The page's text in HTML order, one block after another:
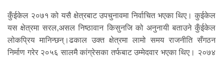
कुँईकेल २०७१ को यसै क्षेत्रबाट उपचुनावमा निर्वाचित भएका थिए। कुईकेल
यस क्षेत्रमा सरल,असल निष्ठावान किसुनजि को अनुनायी बताउने कुँईकेल
लोकप्रिय मानिन्छन्।ढकाल उक्त क्षेत्रमा लामो समय राजनीति सँगठन
निर्माण गरेर २०५६ सालमै कांग्रेसका तर्फबाट उम्मेदवार भएका थिए। २०७४